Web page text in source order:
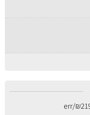
₪
/err